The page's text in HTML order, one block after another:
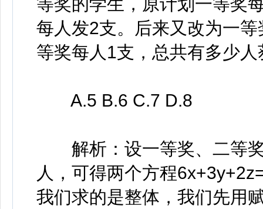
每人发2支。后来又改为一
等奖每人1支，总共有多少人
A.5 B.6 C.7 D.8
解析：设一等奖、二等奖
人，可得两个方程
我们求的是整体，我们先用